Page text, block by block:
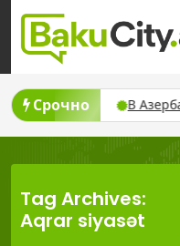
Skip
content
Срочно
в Украине В
Tag Archives:
Aqrar siyasət